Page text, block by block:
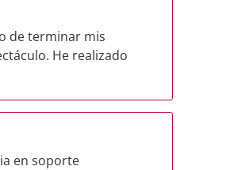
de terminar mis
He realizado
en soporte